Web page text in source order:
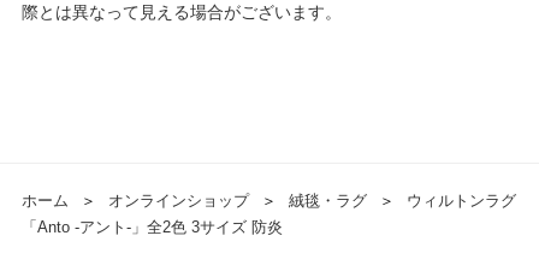
際とは異なって見える場合がございます。
ホーム ＞ オンラインショップ ＞ 絨毯・ラグ ＞
ウィルトンラグ
「Anto -アント-」全2色 3サイズ 防炎